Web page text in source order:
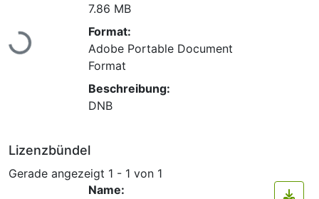
Lade...
7.86 MB
Format:
Adobe Portable Document
Format
Beschreibung:
DNB
Lizenzbündel
Gerade angezeigt 1 - 1 von 1
Name: